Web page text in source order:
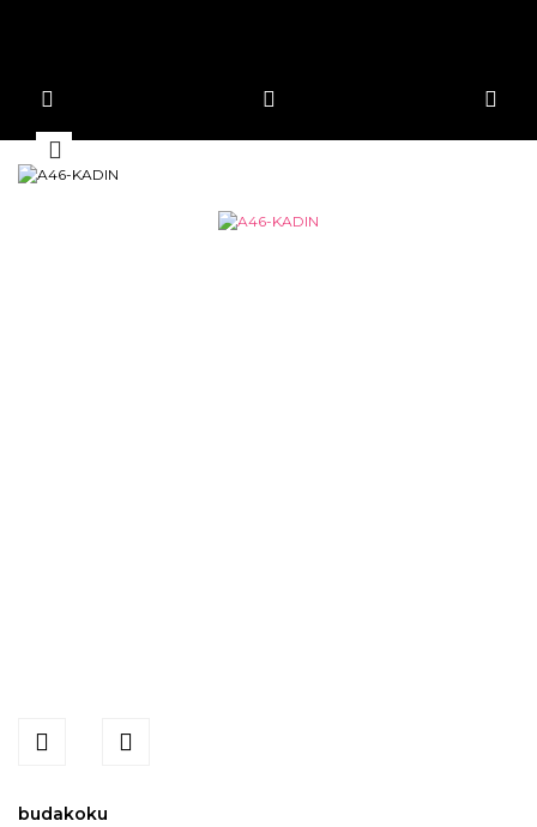
budakoku